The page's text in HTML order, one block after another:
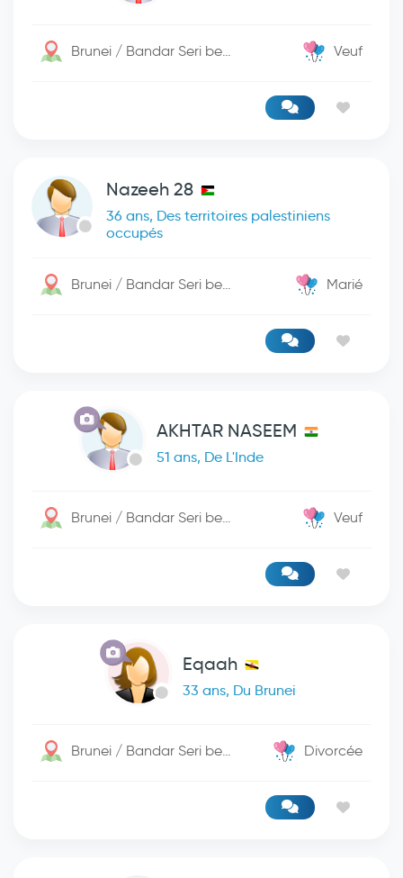
Brunei / Bandar Seri begwan Veuf
Nazeeh 28
36 ans, Des territoires palestiniens
occupés
Brunei / Bandar Seri begwan Marié
AKHTAR NASEEM
51 ans, De L'Inde
Brunei / Bandar Seri begwan Veuf
Eqaah
33 ans, Du Brunei
Brunei / Bandar Seri begwan Divorcée